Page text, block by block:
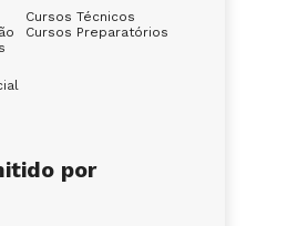
Cursos Técnicos
Cursos Preparatórios
por